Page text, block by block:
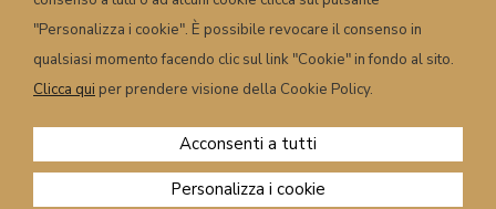
Condizioni e termini
–
Powered by
"Personalizza i cookie". È possibile revocare il consenso in
qualsiasi momento facendo clic sul link "Cookie" in fondo al sito.
Clicca qui per prendere visione della Cookie Policy.
Personalizza i cookie
Acconsenti a tutti